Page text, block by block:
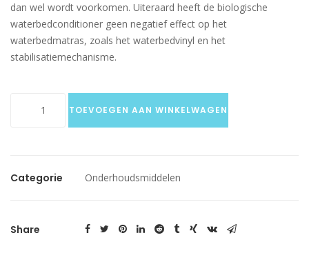
dan wel wordt voorkomen. Uiteraard heeft de biologische
waterbedconditioner geen negatief effect op het
waterbedmatras, zoals het waterbedvinyl en het
stabilisatiemechanisme.
conditioner
TOEVOEGEN AAN WINKELWAGEN
Categorie Onderhoudsmiddelen
Share